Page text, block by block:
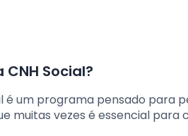
CNH Social?
é um programa pensado para
muitas vezes é essencial para